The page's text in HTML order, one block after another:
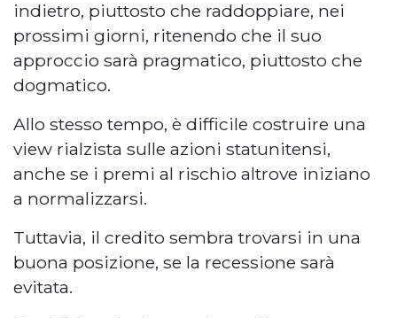
indietro, piuttosto che raddoppiare, nei
prossimi giorni, ritenendo che il suo
approccio sarà pragmatico, piuttosto che
dogmatico.
Allo stesso tempo, è difficile costruire una
view rialzista sulle azioni statunitensi,
anche se i premi al rischio altrove iniziano
a normalizzarsi.
Tuttavia, il credito sembra trovarsi in una
buona posizione, se la recessione sarà
evitata.